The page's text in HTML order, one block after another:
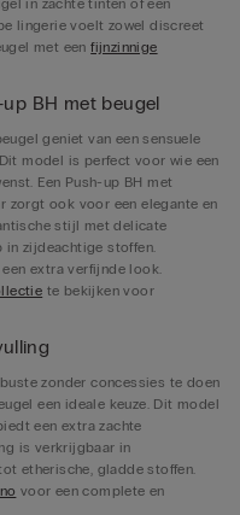
in zachte tinten of een
lingerie voelt zowel discreet
met eenfijnzinnige
BH met beugel
geniet van een sensuele
model is perfect voor wie een
Een Push-up BH met
zorgt ook voor een elegante en
stijl met delicate
in zijdeachtige stoffen.
extra verfijnde look.
te bekijken voor
zonder concessies te doen
een ideale keuze. Dit model
een extra zachte
is verkrijgbaar in
etherische, gladde stoffen.
voor een complete en